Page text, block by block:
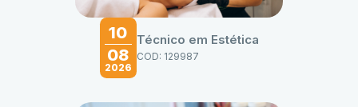
10
08
2026
Técnico em Estética
COD: 129987